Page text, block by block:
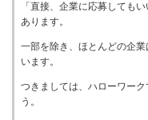
「直接、企業に応募しても
あります。
一部を除き、ほとんどの企
います。
つきましては、ハローワー
う。